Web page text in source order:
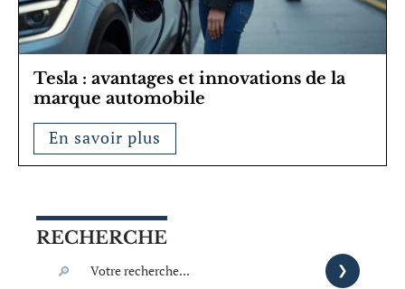
Tesla : avantages et innovations de la
marque automobile
En savoir plus
RECHERCHE